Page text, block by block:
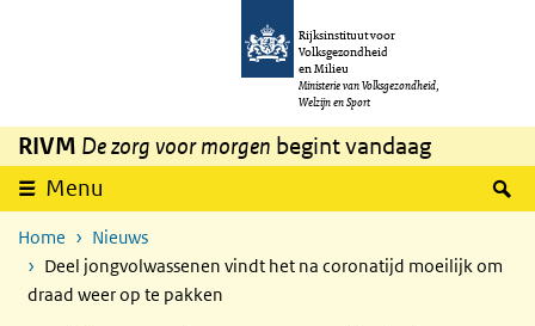
Overslaan en naar de inhoud gaan
Rijksinstituut voor
Volksgezondheid
en Milieu
Ministerie van Volksgezondheid,
Welzijn en Sport
RIVM De zorg voor morgen begint vandaag
Menu
Home
Nieuws
Deel jongvolwassenen vindt het na coronatijd moeilijk om
draad weer op te pakken